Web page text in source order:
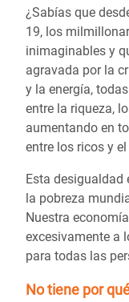
¿Sabías que
19, los
inimaginables y
agravada por la
y la energía,
entre la riqueza,
aumentando en
entre los ricos y
Esta desigualdad
la pobreza
Nuestra
excesivamente a
para todas las
No tiene por